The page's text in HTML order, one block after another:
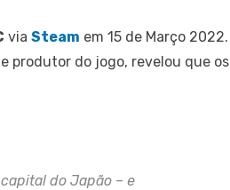
via Steam em 15 de Março 2022.
produtor do jogo, revelou que os
do Japão – e